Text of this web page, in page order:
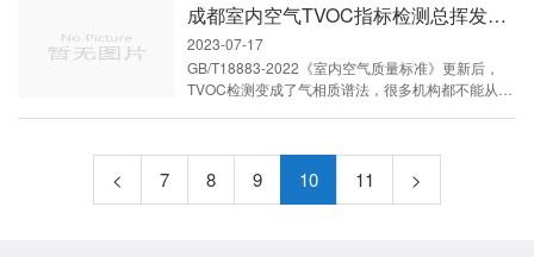
生检测方面纠纷，专门让他们共同在场的情况封闭了
门窗并粘贴封条，第二天由我们公司采样人员上门，
在双方在场的情况撕掉封条，并进入室内检测。时隔
几天后出具的检测报告，几个房间全部超标，平台退
还的从开始到现在（共计4个月租金...
成都室内空气TVOC指标检测总挥发性有机物家庭
2023-07-17
GB/T18883-2022《室内空气质量标准》更新后，
TVOC检测变成了气相质谱法，很多机构都不能从事
的。四川航计检测技术有限公司，具备GB/T18883-
2022该标准TVOC检测方法，机构拥有全自动热解
< 7 8 9 10 11 >